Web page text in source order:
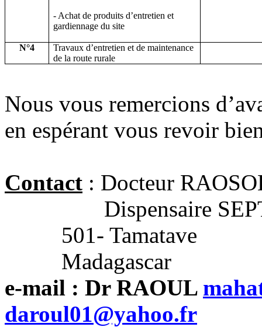
- Achat de produits d’entretien et
gardiennage du site
N°4
Travaux d’entretien et de maintenance
de la route rurale
Nous vous remercions
en espérant vous revoir
Contact : Docteur
Dispensaire
501- Tamatave
Madagascar
e-mail : Dr RAOUL
daroul01@yahoo.fr